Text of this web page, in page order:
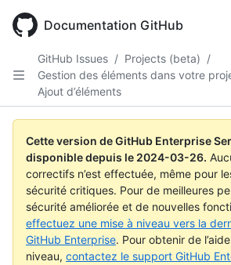
main
Documentation GitHub
GitHub Issues / Projects (beta) /
Gestion des éléments dans votre
Ajout d’éléments
Cette version de GitHub Enterprise
disponible depuis le 2024-03-26.
correctifs n’est effectuée, même pour
sécurité critiques. Pour de meilleures
sécurité améliorée et de nouvelles
effectuez une mise à niveau vers la
GitHub Enterprise. Pour obtenir de
niveau, contactez le support GitHub